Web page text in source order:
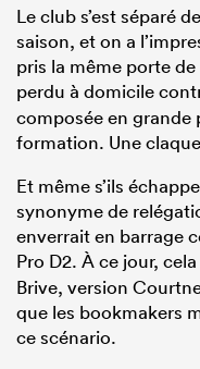
Le club s’est séparé
saison, et on a
pris la même porte
perdu à domicile
composée en grande
formation. Une
Et même s’ils
synonyme de
enverrait en barrage
Pro D2. À ce jour,
Brive, version
que les bookmakers
ce scénario.